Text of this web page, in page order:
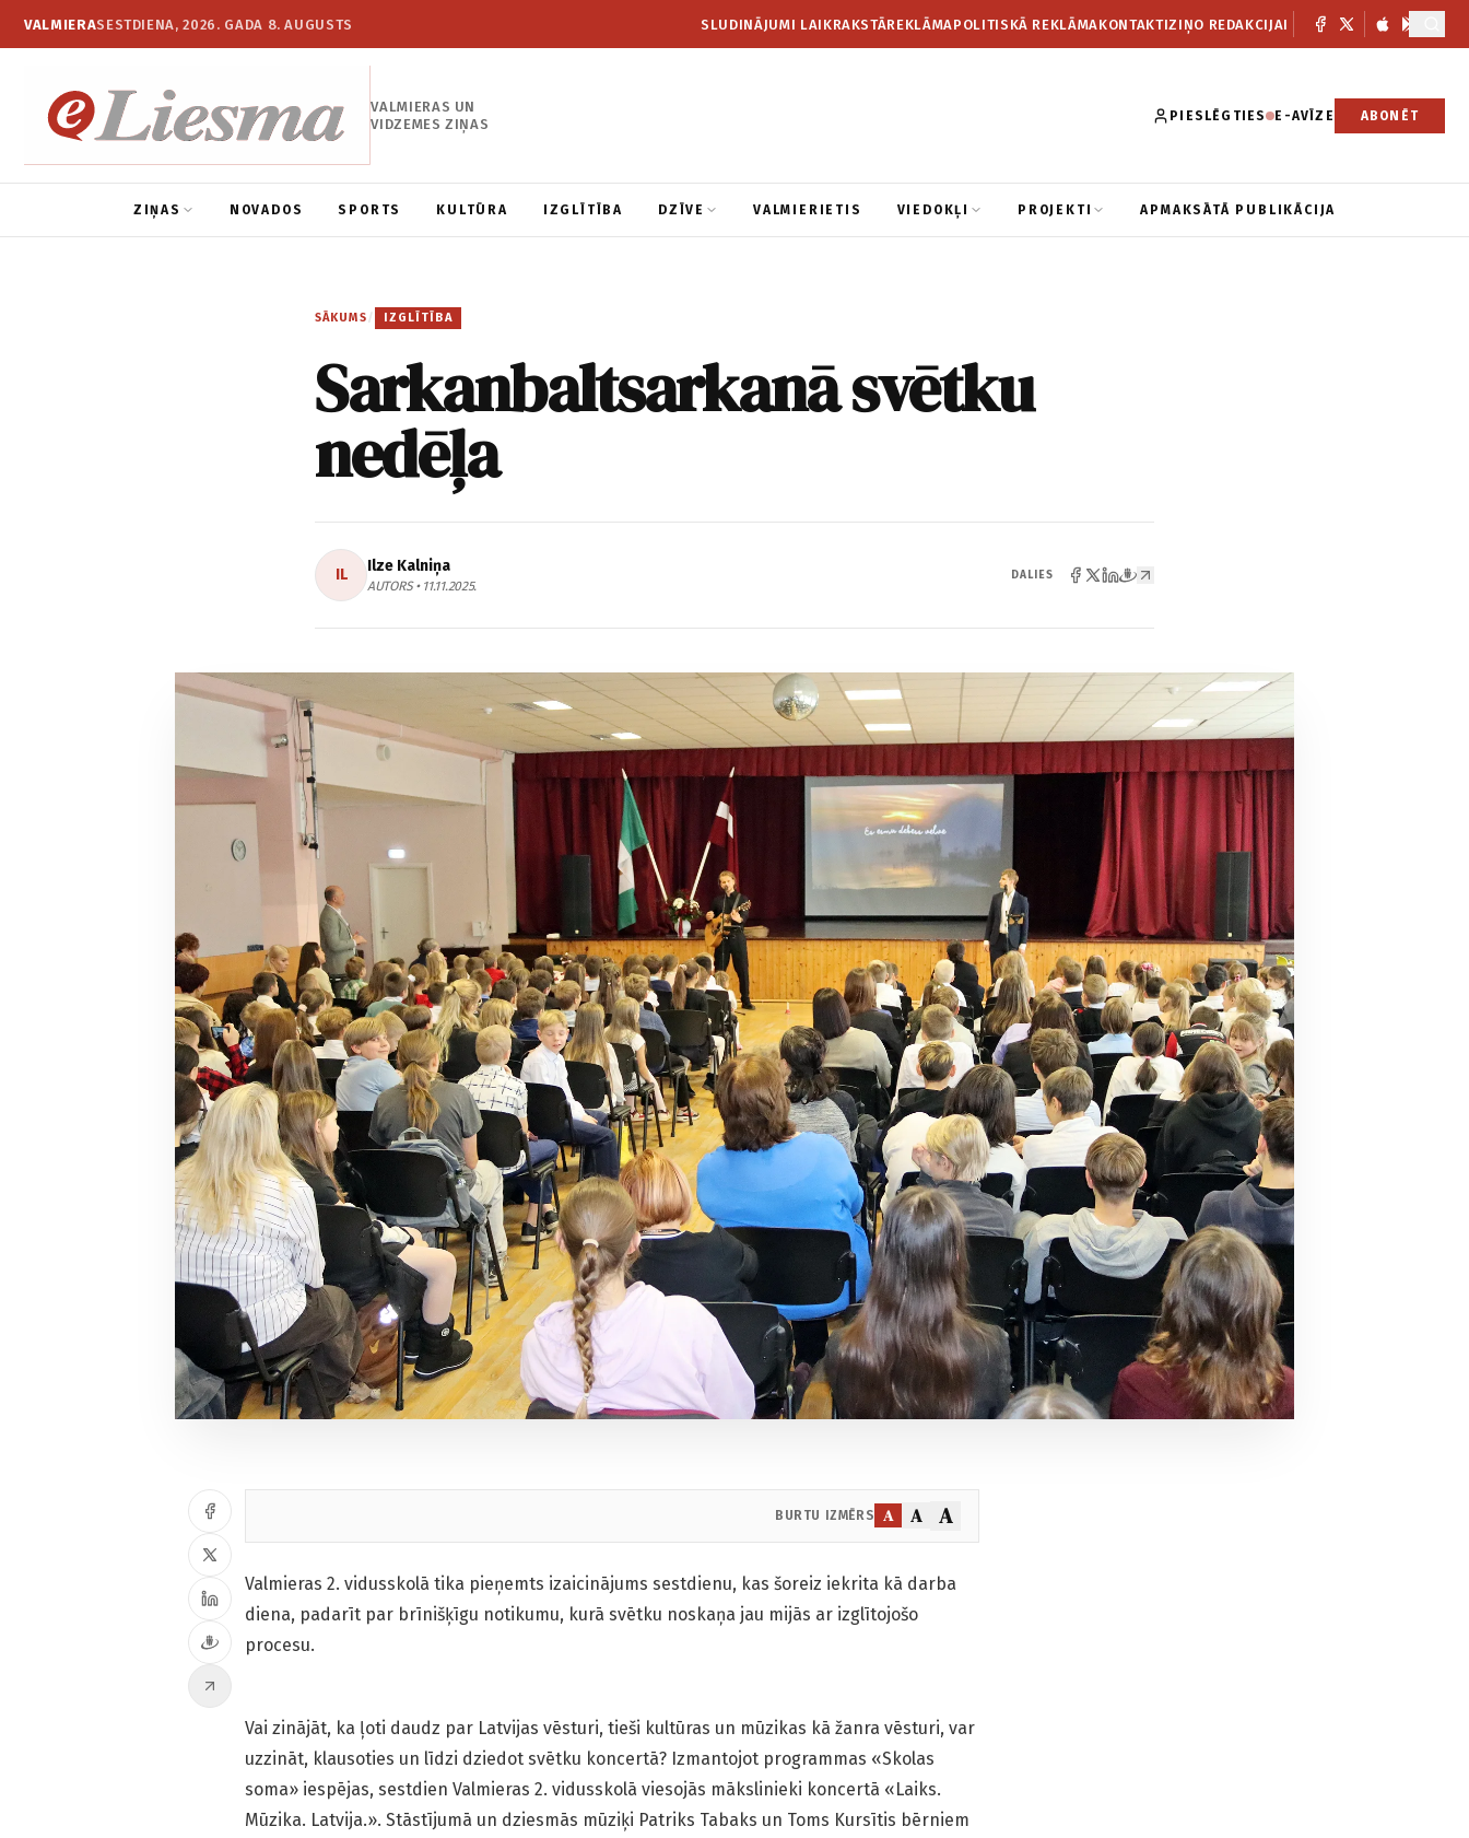
VALMIERASESTDIENA, 2026. GADA 8. AUGUSTS SLUDINĀJUMI LAIKRAKSTĀREKLĀMAPOLITISKĀ REKLĀMAKONTAKTIZIŅO REDAKCIJAI
VALMIERAS UN
VIDZEMES ZIŅAS
PIESLĒGTIES E-AVĪZE ABONĒT
ZIŅAS NOVADOS SPORTS KULTŪRA IZGLĪTĪBA DZĪVE VALMIERIETIS VIEDOKĻI PROJEKTI APMAKSĀTĀ PUBLIKĀCIJA
SĀKUMS / IZGLĪTĪBA
Sarkanbaltsarkanā svētku
nedēļa
IL Ilze Kalniņa
AUTORS • 11.11.2025.
DALIES
BURTU IZMĒRS A A A
Valmieras 2. vidusskolā tika pieņemts izaicinājums sestdienu, kas šoreiz iekrita kā darba
diena, padarīt par brīnišķīgu notikumu, kurā svētku noskaņa jau mijās ar izglītojošo
procesu.
Vai zinājāt, ka ļoti daudz par Latvijas vēsturi, tieši kultūras un mūzikas kā žanra vēsturi, var
uzzināt, klausoties un līdzi dziedot svētku koncertā? Izmantojot programmas «Skolas
soma» iespējas, sestdien Valmieras 2. vidusskolā viesojās mākslinieki koncertā «Laiks.
Mūzika. Latvija.». Stāstījumā un dziesmās mūziķi Patriks Tabaks un Toms Kursītis bērniem